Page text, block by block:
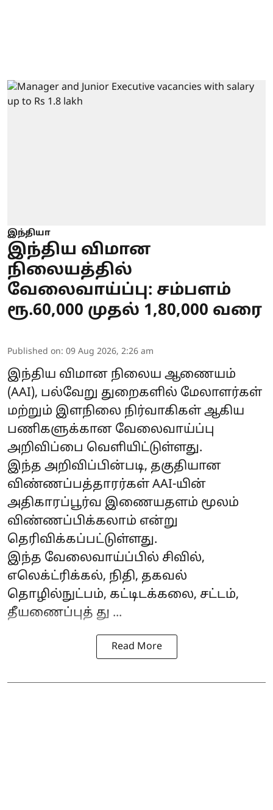
இந்தியா
இந்திய விமான
நிலையத்தில்
வேலைவாய்ப்பு: சம்பளம்
ரூ.60,000 முதல் 1,80,000 வரை
Published on: 09 Aug 2026, 2:26 am
இந்திய விமான நிலைய ஆணையம்
(AAI), பல்வேறு துறைகளில் மேலாளர்கள்
மற்றும் இளநிலை நிர்வாகிகள் ஆகிய
பணிகளுக்கான வேலைவாய்ப்பு
அறிவிப்பை வெளியிட்டுள்ளது.
இந்த அறிவிப்பின்படி, தகுதியான
விண்ணப்பத்தாரர்கள் AAI-யின்
அதிகாரப்பூர்வ இணையதளம் மூலம்
விண்ணப்பிக்கலாம் என்று
தெரிவிக்கப்பட்டுள்ளது.
இந்த வேலைவாய்ப்பில் சிவில்,
எலெக்ட்ரிக்கல், நிதி, தகவல்
தொழில்நுட்பம், கட்டிடக்கலை, சட்டம்,
தீயணைப்புத் து ...
Read More